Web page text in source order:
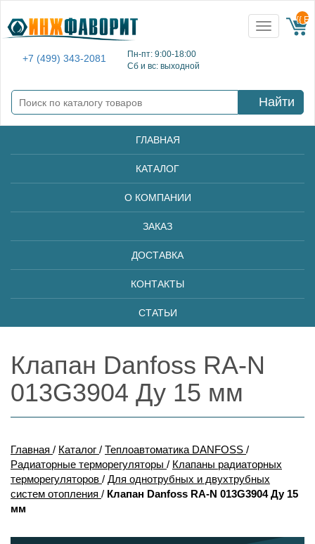
+7 (499) 343-2081
Пн-пт: 9:00-18:00
Сб и вс: выходной
Toggle
navigation
{{
Найти
ГЛАВНАЯ
КАТАЛОГ
О КОМПАНИИ
ЗАКАЗ
ДОСТАВКА
КОНТАКТЫ
СТАТЬИ
Клапан Danfoss RA-N
013G3904 Ду 15 мм
Главная / Каталог / Теплоавтоматика DANFOSS /
Радиаторные терморегуляторы / Клапаны радиаторных
терморегуляторов / Для однотрубных и двухтрубных
систем отопления / Клапан Danfoss RA-N 013G3904 Ду 15
мм